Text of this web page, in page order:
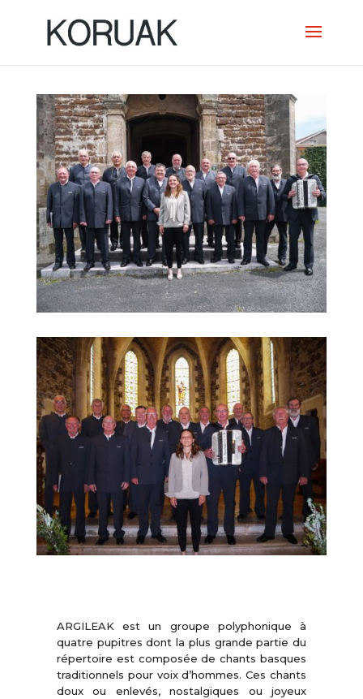
ARGILEAK est un groupe polyphonique à
quatre pupitres dont la plus grande partie du
répertoire est composée de chants basques
traditionnels pour voix d’hommes. Ces chants
doux ou enlevés, nostalgiques ou joyeux